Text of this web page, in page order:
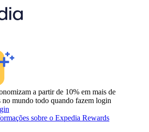
a partir de 10% em mais de
no mundo todo quando fazem login
sobre o Expedia Rewards